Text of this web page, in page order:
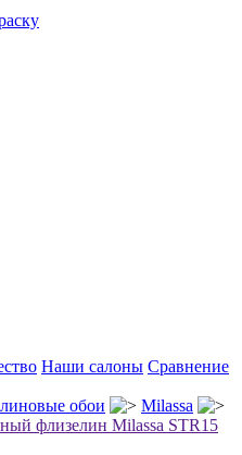
Наши салоны Сравнение
обои
Milassa
флизелин Milassa STR15